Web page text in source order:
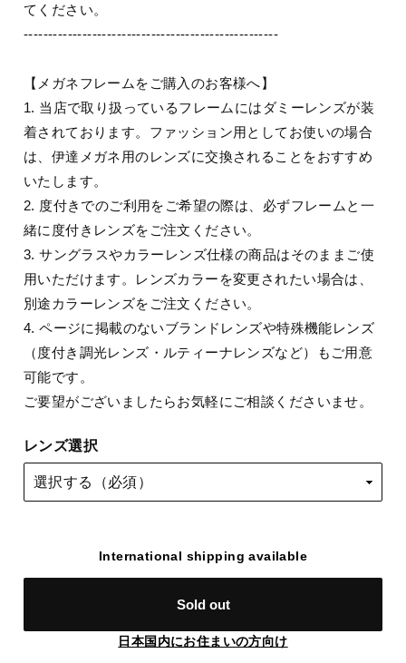
てください。
----------------------------------------------------
【メガネフレームをご購入のお客様へ】
1. 当店で取り扱っているフレームにはダミーレンズが装
着されております。ファッション用としてお使いの場合
は、伊達メガネ用のレンズに交換されることをおすすめ
いたします。
2. 度付きでのご利用をご希望の際は、必ずフレームと一
緒に度付きレンズをご注文ください。
3. サングラスやカラーレンズ仕様の商品はそのままご使
用いただけます。レンズカラーを変更されたい場合は、
別途カラーレンズをご注文ください。
4. ページに掲載のないブランドレンズや特殊機能レンズ
（度付き調光レンズ・ルティーナレンズなど）もご用意
可能です。
ご要望がございましたらお気軽にご相談くださいませ。
レンズ選択
International shipping available
Sold out
日本国内にお住まいの方向け